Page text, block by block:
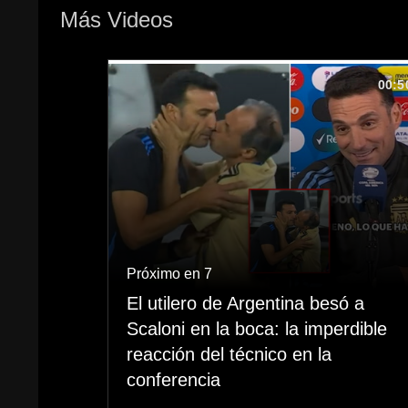
Más Videos
Próximo en 6
El utilero de Argentina besó a
Scaloni en la boca: la imperdible
reacción del técnico en la
conferencia